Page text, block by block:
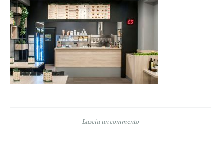
Lascia un commento